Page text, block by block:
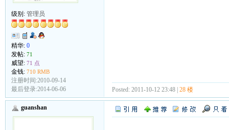
级别: 管理员
精华: 0
发帖: 71
威望: 71 点
金钱: 710 RMB
注册时间:2010-09-14
最后登录:2014-06-06
Posted: 2011-10-12 23:48 | 28 楼
guanshan